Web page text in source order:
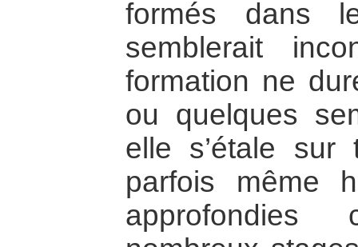
formés dans
semblerait
formation ne
ou quelques
elle s’étale sur
parfois même